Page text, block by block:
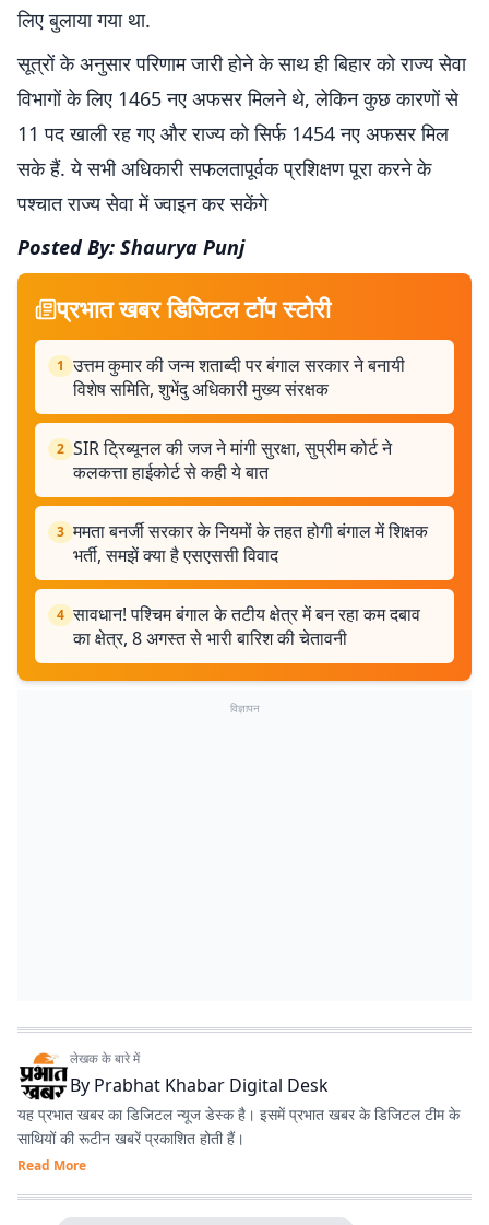
लिए बुलाया गया था.
सूत्रों के अनुसार परिणाम जारी होने के साथ ही बिहार को राज्य सेवा
विभागों के लिए 1465 नए अफसर मिलने थे, लेकिन कुछ कारणों से
11 पद खाली रह गए और राज्य को सिर्फ 1454 नए अफसर मिल
सके हैं. ये सभी अधिकारी सफलतापूर्वक प्रशिक्षण पूरा करने के
पश्चात राज्य सेवा में ज्वाइन कर सकेंगे
Posted By: Shaurya Punj
प्रभात खबर डिजिटल टॉप स्टोरी
1 उत्तम कुमार की जन्म शताब्दी पर बंगाल सरकार ने बनायी
विशेष समिति, शुभेंदु अधिकारी मुख्य संरक्षक
2 SIR ट्रिब्यूनल की जज ने मांगी सुरक्षा, सुप्रीम कोर्ट ने
कलकत्ता हाईकोर्ट से कही ये बात
3 ममता बनर्जी सरकार के नियमों के तहत होगी बंगाल में शिक्षक
भर्ती, समझें क्या है एसएससी विवाद
4 सावधान! पश्चिम बंगाल के तटीय क्षेत्र में बन रहा कम दबाव
का क्षेत्र, 8 अगस्त से भारी बारिश की चेतावनी
विज्ञापन
लेखक के बारे में
By Prabhat Khabar Digital Desk
यह प्रभात खबर का डिजिटल न्यूज डेस्क है। इसमें प्रभात खबर के डिजिटल टीम के
साथियों की रूटीन खबरें प्रकाशित होती हैं।
Read More